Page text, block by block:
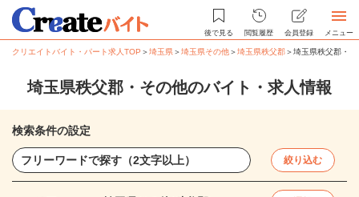
後で見る 閲覧履歴 会員登録 メニュー
クリエイトバイト・パート求人TOP ＞埼玉県＞埼玉県その他＞埼玉県秩父郡＞埼玉県秩父郡・
埼玉県秩父郡・その他のバイト・求人情報
検索条件の設定
絞り込む